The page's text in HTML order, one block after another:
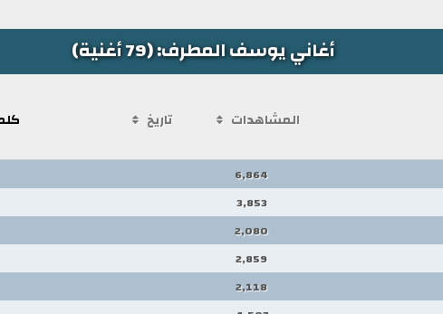
أغاني يوسف المطرف: (79 أغنية)
المشاهدات تاريخ
6,864
3,853
2,080
2,859
2,118